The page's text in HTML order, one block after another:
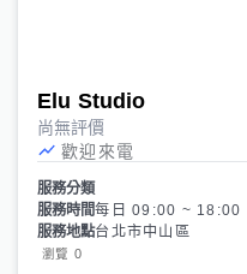
Elu Studio
尚無評價
歡迎來電
服務分類
服務時間每日 09:00 ~ 18:00
服務地點台北市中山區
瀏覽 0